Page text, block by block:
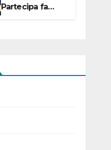
Partecipa fa
centro con due